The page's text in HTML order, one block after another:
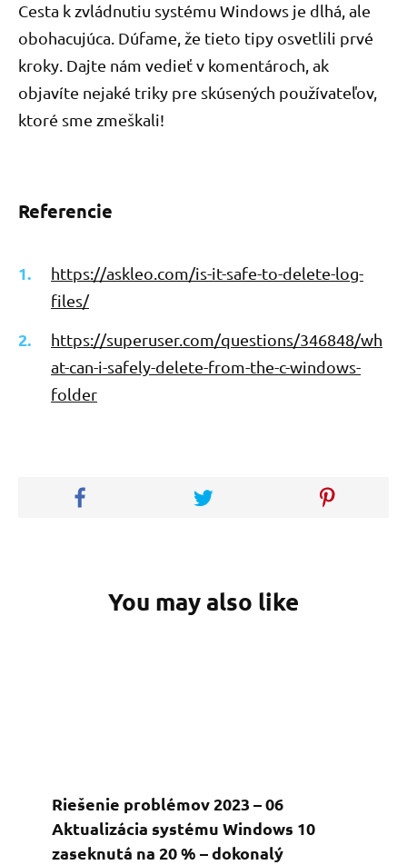
Cesta k zvládnutiu systému Windows je dlhá, ale
obohacujúca. Dúfame, že tieto tipy osvetlili prvé
kroky. Dajte nám vedieť v komentároch, ak
objavíte nejaké triky pre skúsených používateľov,
ktoré sme zmeškali!
Referencie
https://askleo.com/is-it-safe-to-delete-log-
files/
https://superuser.com/questions/346848/wh
at-can-i-safely-delete-from-the-c-windows-
folder
You may also like
Riešenie problémov 2023 – 06
Aktualizácia systému Windows 10
zaseknutá na 20 % – dokonalý